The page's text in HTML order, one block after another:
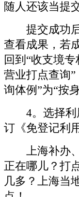
随人还该当提
提交成功后
查看成果，若
回到“收支境
营业打点查询”
询体例”为“按
4。选择利
订《免登记利
上海补办、
正在哪儿？打
几多？上海当